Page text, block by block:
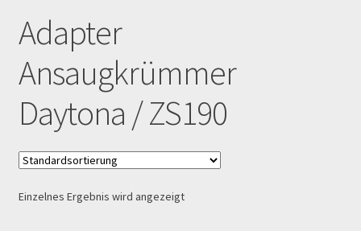
Datenschutzerklärung
Devolución
Adapter
Ansaugkrümmer
Daytona / ZS190
Einzelnes Ergebnis wird angezeigt